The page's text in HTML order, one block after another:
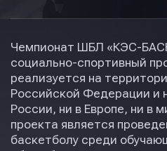
Чемпионат ШБЛ «КЭС-
социально-спортивный
реализуется на
Российской Федерации и
России, ни в Европе, ни в
проекта является
баскетболу среди